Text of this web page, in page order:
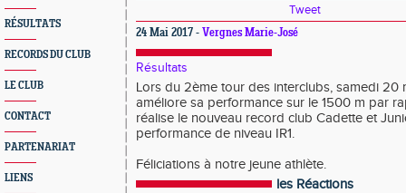
RÉSULTATS
RECORDS DU CLUB
LE CLUB
CONTACT
PARTENARIAT
LIENS
Tweet
24 Mai 2017 - Vergnes Marie-José
Résultats
Lors du 2ème tour des interclubs, samedi 20
améliore sa performance sur le 1500 m par
réalise le nouveau record club Cadette et
performance de niveau IR1.
Féliciations à notre jeune athlète.
les Réactions